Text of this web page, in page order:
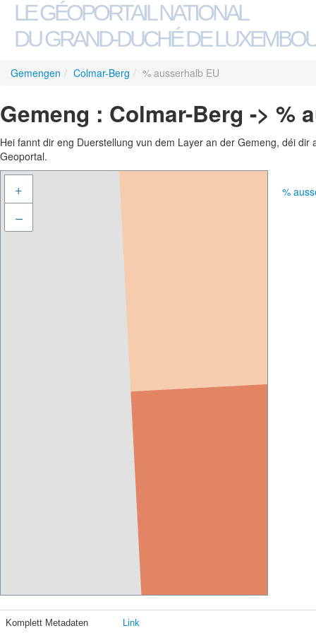
LE GÉOPORTAIL NATIONAL
DU GRAND-DUCHÉ DE
Gemengen / Colmar-Berg / % ausserhalb EU
Gemeng : Colmar-Berg -> %
Hei fannt dir eng Duerstellung vun dem Layer an der Gemeng, déi
Geoportal.
+
–
%
Komplett Metadaten Link